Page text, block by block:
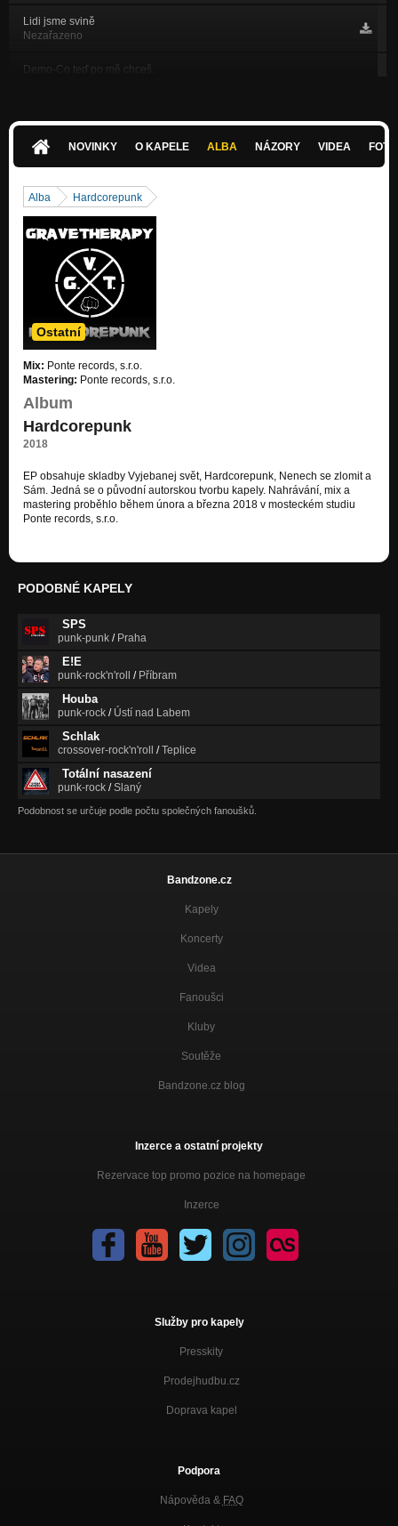
Lidi jsme svině
Nezařazeno
Demo-Co teď po mě chceš.
Člověk - živák
Nezkoušej to vzdát - živák
Nezařazeno
Nezařazeno
NOVINKY O KAPELE ALBA NÁZORY VIDEA
Alba Hardcorepunk
Ostatní
Mix: Ponte records, s.r.o.
Mastering: Ponte records, s.r.o.
Album
Hardcorepunk
2018
EP obsahuje skladby Vyjebanej svět, Hardcorepunk, Nenech se zlomit a
Sám. Jedná se o původní autorskou tvorbu kapely. Nahrávání, mix a
mastering proběhlo během února a března 2018 v mosteckém studiu
Ponte records, s.r.o.
PODOBNÉ KAPELY
SPS
punk-punk / Praha
E!E
punk-rock'n'roll / Příbram
Houba
punk-rock / Ústí nad Labem
Schlak
crossover-rock'n'roll /Teplice
Totální nasazení
punk-rock /Slaný
Podobnost se určuje podle počtu společných fanoušků.
Bandzone.cz
Kapely
Koncerty
Videa
Fanoušci
Kluby
Soutěže
Bandzone.cz blog
Inzerce a ostatní projekty
Rezervace top promo pozice na homepage
Inzerce
Služby pro kapely
Presskity
Prodejhudbu.cz
Doprava kapel
Podpora
Nápověda & FAQ